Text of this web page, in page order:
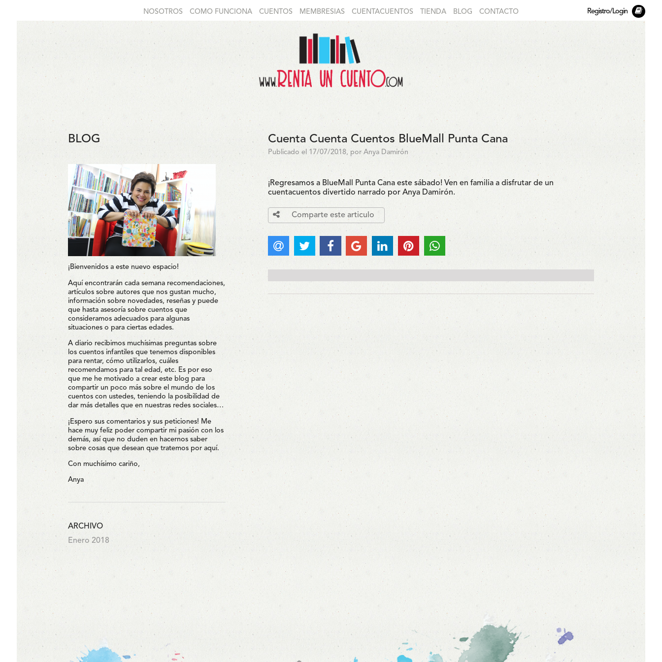
NOSOTROS COMO FUNCIONA CUENTOS MEMBRESIAS CUENTACUENTOS TIENDA BLOG CONTACTO Registro/Login
BLOG
¡Bienvenidos a este nuevo espacio!
Aquí encontrarán cada semana recomendaciones,
artículos sobre autores que nos gustan mucho,
información sobre novedades, reseñas y puede
que hasta asesoría sobre cuentos que
consideramos adecuados para algunas
situaciones o para ciertas edades.
A diario recibimos muchísimas preguntas sobre
los cuentos infantiles que tenemos disponibles
para rentar, cómo utilizarlos, cuáles
recomendamos para tal edad, etc. Es por eso
que me he motivado a crear este blog para
compartir un poco más sobre el mundo de los
cuentos con ustedes, teniendo la posibilidad de
dar más detalles que en nuestras redes sociales…
¡Espero sus comentarios y sus peticiones! Me
hace muy feliz poder compartir mi pasión con los
demás, así que no duden en hacernos saber
sobre cosas que desean que tratemos por aquí.
Con muchísimo cariño,
Anya
ARCHIVO
Enero 2018
Cuenta Cuenta Cuentos BlueMall Punta Cana
Publicado el 17/07/2018, por Anya Damirón
¡Regresamos a BlueMall Punta Cana este sábado! Ven en familia a disfrutar de un
cuentacuentos divertido narrado por Anya Damirón.
Comparte este articulo